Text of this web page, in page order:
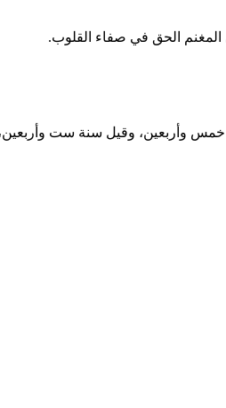
المغنم الحق في صفاء القلوب.
وقيل سنة ست وأربعين، وقيل